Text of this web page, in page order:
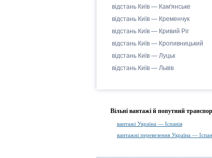
відстань Київ — Кам'янське
відстань Київ — Кременчук
відстань Київ — Кривий Ріг
відстань Київ — Кропивницький
відстань Київ — Луцьк
відстань Київ — Львів
Вільні вантажі й попутний
вантажі Україна — Іспанія
вантажні перевезення Україна —